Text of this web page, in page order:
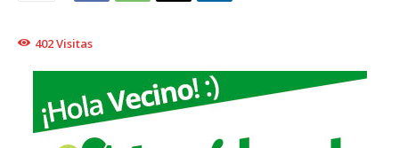
402Visitas